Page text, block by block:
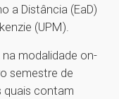
a Distância (EaD)
(UPM).
modalidade on-
semestre de
quais contam